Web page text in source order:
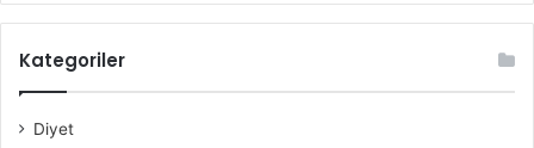
Kategoriler
Diyet